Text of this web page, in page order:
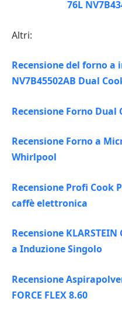
Altri:
Recensione del forno a
NV7B45502AB Dual
Recensione Forno
Recensione Forno a
Whirlpool
Recensione Profi Cook
caffè elettronica
Recensione
a Induzione Singolo
Recensione
FORCE FLEX 8.60